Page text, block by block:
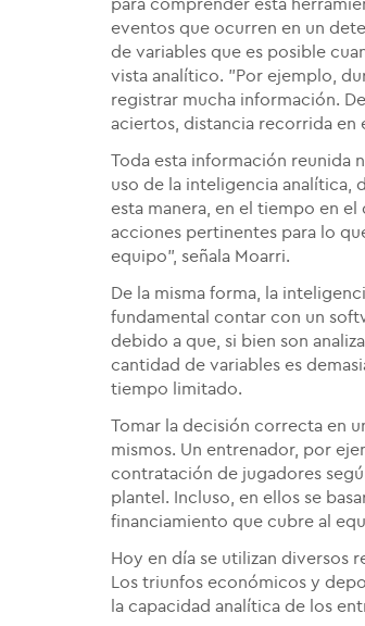
para comprender esta
eventos que ocurren en un
de variables que es posible
vista analítico. "Por ejemplo,
registrar mucha información.
aciertos, distancia recorrida en
Toda esta información reunida
uso de la inteligencia analítica,
esta manera, en el tiempo en
acciones pertinentes para lo
equipo", señala Moarri.
De la misma forma, la
fundamental contar con un
debido a que, si bien son
cantidad de variables es
tiempo limitado.
Tomar la decisión correcta en
mismos. Un entrenador, por
contratación de jugadores
plantel. Incluso, en ellos se
financiamiento que cubre al
Hoy en día se utilizan diversos
Los triunfos económicos y
la capacidad analítica de los